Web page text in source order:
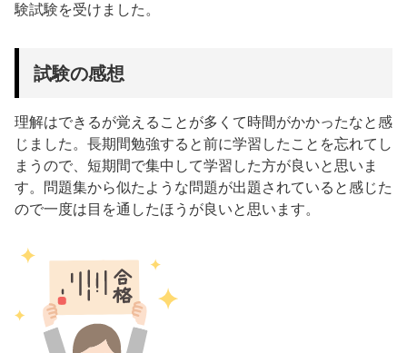
験試験を受けました。
試験の感想
理解はできるが覚えることが多くて時間がかかったなと感
じました。長期間勉強すると前に学習したことを忘れてし
まうので、短期間で集中して学習した方が良いと思いま
す。問題集から似たような問題が出題されていると感じた
ので一度は目を通したほうが良いと思います。